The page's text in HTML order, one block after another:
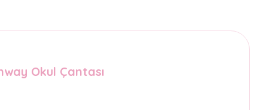
Okul Çantası